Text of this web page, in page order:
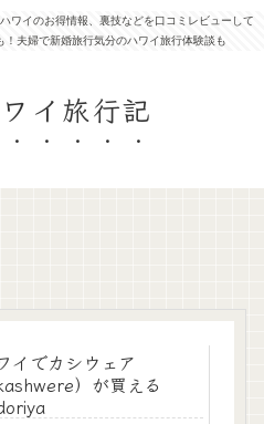
ワイのお得情報、裏技などを口コミレビューして
夫婦で新婚旅行気分のハワイ旅行体験談も
イ旅行記
イでカシウェア
kashwere）が買える